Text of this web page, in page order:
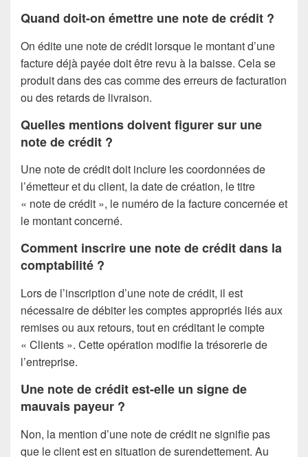
Quand doit-on émettre une note de crédit ?
On édite une note de crédit lorsque le montant d’une
facture déjà payée doit être revu à la baisse. Cela se
produit dans des cas comme des erreurs de facturation
ou des retards de livraison.
Quelles mentions doivent figurer sur une
note de crédit ?
Une note de crédit doit inclure les coordonnées de
l’émetteur et du client, la date de création, le titre
« note de crédit », le numéro de la facture concernée et
le montant concerné.
Comment inscrire une note de crédit dans la
comptabilité ?
Lors de l’inscription d’une note de crédit, il est
nécessaire de débiter les comptes appropriés liés aux
remises ou aux retours, tout en créditant le compte
« Clients ». Cette opération modifie la trésorerie de
l’entreprise.
Une note de crédit est-elle un signe de
mauvais payeur ?
Non, la mention d’une note de crédit ne signifie pas
que le client est en situation de surendettement. Au